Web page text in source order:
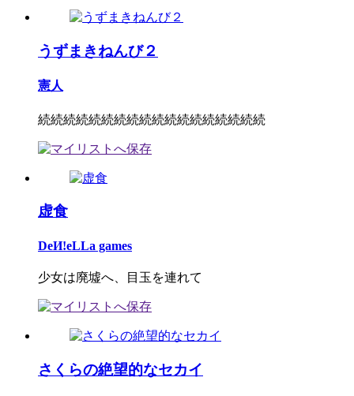
うずまきねんび２
憲人
続続続続続続続続続続続続続続続続続続
虚食
DeИ!eLLa games
少女は廃墟へ、目玉を連れて
さくらの絶望的なセカイ